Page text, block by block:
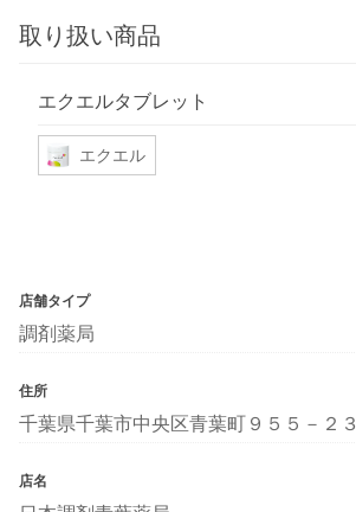
取り扱い商品
エクエルタブレット
エクエル
店舗タイプ
調剤薬局
住所
千葉県千葉市中央区青葉町９５５－２３
店名